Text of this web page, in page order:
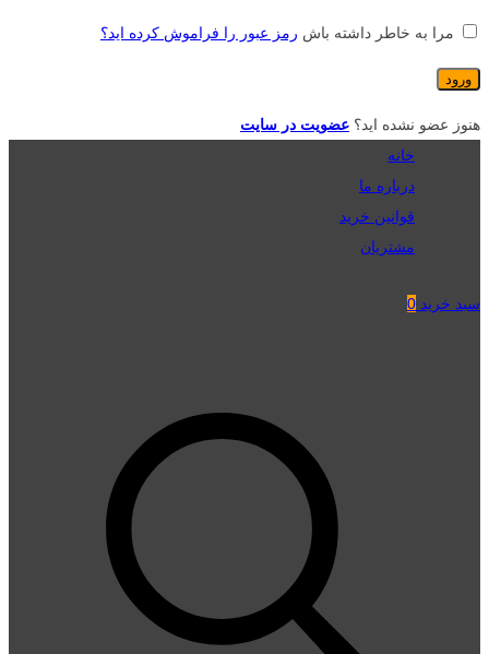
مرا به خاطر داشته باش رمز عبور را فراموش کرده اید؟
هنوز عضو نشده اید؟ عضویت در سایت
خانه
درباره ما
قوانین خرید
مشتریان
سبد خرید 0